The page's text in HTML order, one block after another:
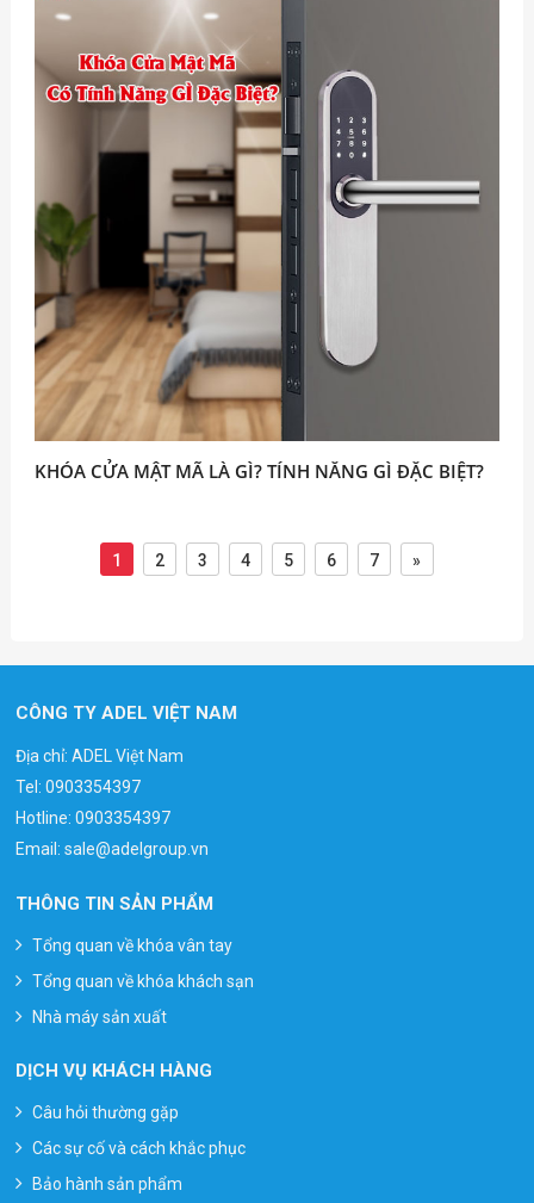
KHÓA CỬA MẬT MÃ LÀ GÌ? TÍNH NĂNG GÌ ĐẶC BIỆT?
1 2 3 4 5 6 7 »
CÔNG TY ADEL VIỆT NAM
Địa chỉ: ADEL Việt Nam
Tel:0903354397
Hotline:0903354397
Email:sale@adelgroup.vn
THÔNG TIN SẢN PHẨM
Tổng quan về khóa vân tay
Tổng quan về khóa khách sạn
Nhà máy sản xuất
DỊCH VỤ KHÁCH HÀNG
Câu hỏi thường gặp
Các sự cố và cách khắc phục
Bảo hành sản phẩm